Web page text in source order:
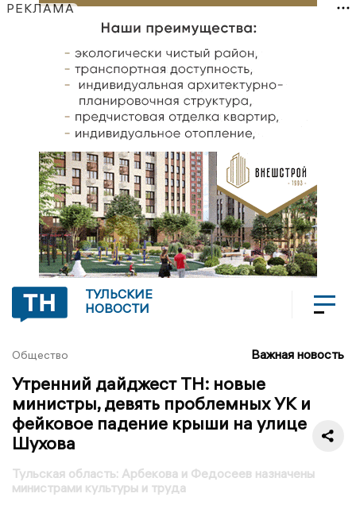
РЕКЛАМА
ТУЛЬСКИЕ
НОВОСТИ
Общество Важная новость
Утренний дайджест ТН: новые
министры, девять проблемных УК и
фейковое падение крыши на улице
Шухова
Тульская область: Арбекова и Федосеев назначены
министрами культуры и труда